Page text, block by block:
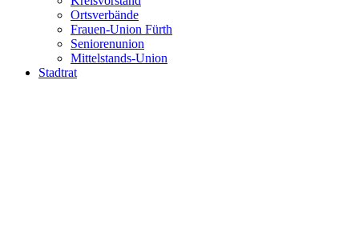
Ortsverbände
Frauen-Union Fürth
Seniorenunion
Mittelstands-Union
Stadtrat